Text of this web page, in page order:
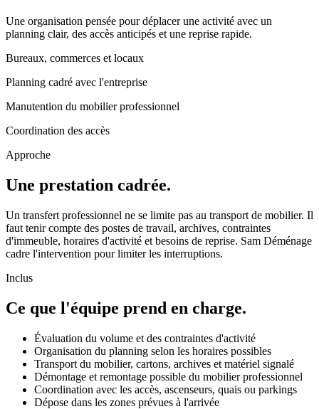
Une organisation pensée pour déplacer une activité avec un
planning clair, des accès anticipés et une reprise rapide.
Bureaux, commerces et locaux
Planning cadré avec l'entreprise
Manutention du mobilier professionnel
Coordination des accès
Approche
Une prestation cadrée.
Un transfert professionnel ne se limite pas au transport de mobilier. Il
faut tenir compte des postes de travail, archives, contraintes
d'immeuble, horaires d'activité et besoins de reprise. Sam Déménage
cadre l'intervention pour limiter les interruptions.
Inclus
Ce que l'équipe prend en charge.
Évaluation du volume et des contraintes d'activité
Organisation du planning selon les horaires possibles
Transport du mobilier, cartons, archives et matériel signalé
Démontage et remontage possible du mobilier professionnel
Coordination avec les accès, ascenseurs, quais ou parkings
Dépose dans les zones prévues à l'arrivée